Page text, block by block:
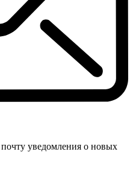
уведомления о новых